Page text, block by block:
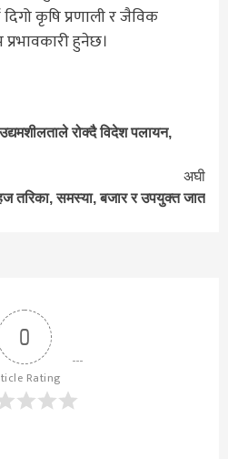
कृषि प्रणाली र जैविक
हुनेछ।
रोक्दै विदेश पलायन,
अघी
समस्या, बजार र उपयुक्त जात
0
Rating